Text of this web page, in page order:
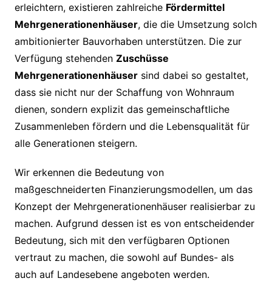
erleichtern, existieren zahlreiche Fördermittel
Mehrgenerationenhäuser, die die Umsetzung solch
ambitionierter Bauvorhaben unterstützen. Die zur
Verfügung stehenden Zuschüsse
Mehrgenerationenhäusersind dabei so gestaltet,
dass sie nicht nur der Schaffung von Wohnraum
dienen, sondern explizit das gemeinschaftliche
Zusammenleben fördern und die Lebensqualität für
alle Generationen steigern.
Wir erkennen die Bedeutung von
maßgeschneiderten Finanzierungsmodellen, um das
Konzept der Mehrgenerationenhäuser realisierbar zu
machen. Aufgrund dessen ist es von entscheidender
Bedeutung, sich mit den verfügbaren Optionen
vertraut zu machen, die sowohl auf Bundes- als
auch auf Landesebene angeboten werden.